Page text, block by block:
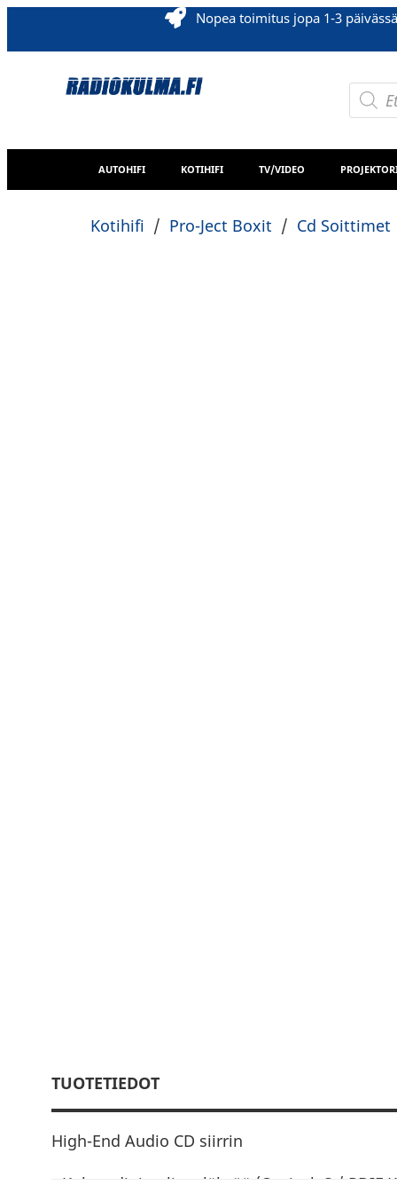
Nopea toimitus jopa 1-3 päivässä
AUTOHIFI KOTIHIFI TV/VIDEO
Kotihifi / Pro-Ject Boxit / Cd Soittimet
TUOTETIEDOT
High-End Audio CD siirrin
• Kolme digitaalista lähtöä (Optical, S / PDIF